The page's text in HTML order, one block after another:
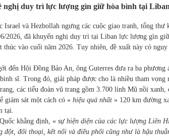
nghị duy trì lực lượng gìn giữ hòa bình tại Liban
Israel và Hezbollah ngưng các cuộc giao tranh, tổng
2026, đã khuyến nghị duy trì tại Liban lực lượng gìn
thúc vào cuối năm 2026. Tuy nhiên, đề xuất này có
đến Hội Đồng Bảo An, ông Guterres đưa ra ba
sĩ. Trong đó, giải pháp được cho là nhiều tham vọng
các tiểu đoàn vũ trang gồm 3.700 lính Mũ nồi xanh,
giám sát một cách có « hiệu quả nhất » 120 km đường
tại.
khẳng định, « sự hiện diện của các lực lượng Liên
đột, đối thoại, kết nối và điều phối cũng như là hậu